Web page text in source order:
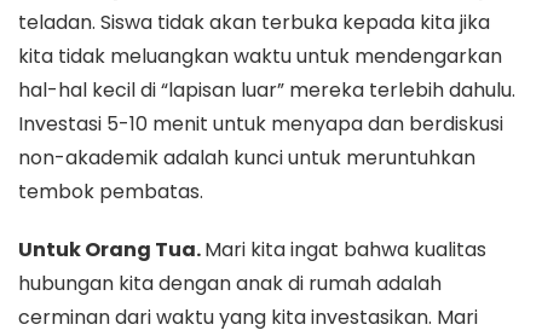
teladan. Siswa tidak akan terbuka kepada kita jika
kita tidak meluangkan waktu untuk mendengarkan
hal-hal kecil di “lapisan luar” mereka terlebih dahulu.
Investasi 5-10 menit untuk menyapa dan berdiskusi
non-akademik adalah kunci untuk meruntuhkan
tembok pembatas.
Untuk Orang Tua.Mari kita ingat bahwa kualitas
hubungan kita dengan anak di rumah adalah
cerminan dari waktu yang kita investasikan. Mari